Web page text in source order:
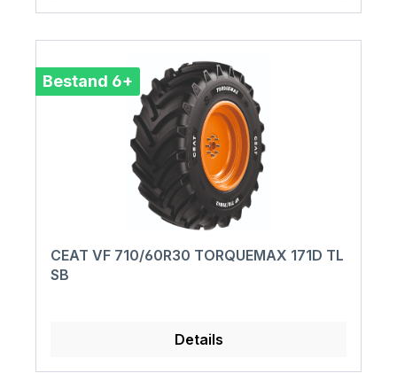
Bestand 6+
CEAT VF 710/60R30 TORQUEMAX 171D TL
SB
Details